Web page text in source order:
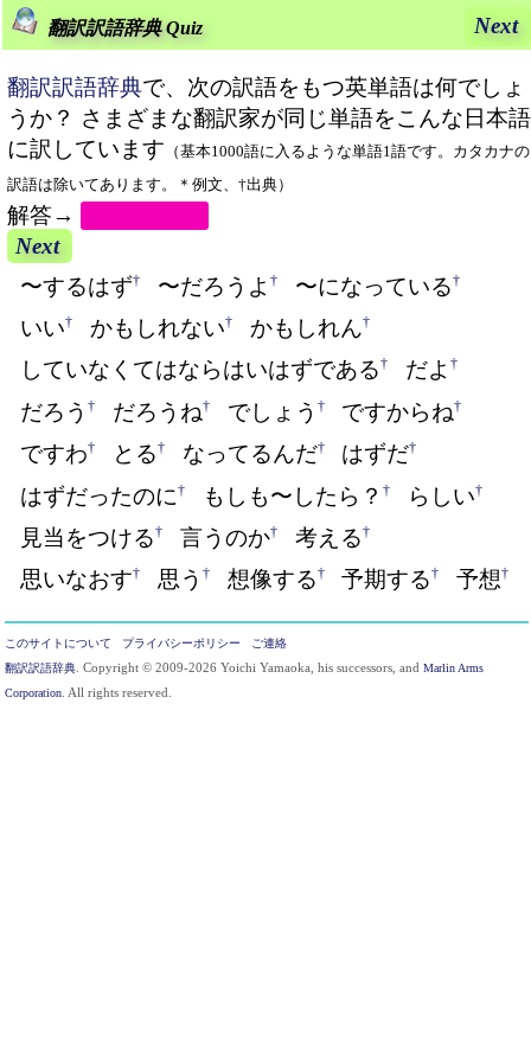
翻訳訳語辞典 Quiz Next
翻訳訳語辞典で、次の訳語をもつ英単語は何でしょ
うか？ さまざまな翻訳家が同じ単語をこんな日本語
に訳しています （基本1000語に入るような単語1語です。カタカナの
訳語は除いてあります。＊例文、†出典）
解答→
Next
〜するはず† 〜だろうよ † 〜になっている†
いい† かもしれない† かもしれん†
していなくてはならはいはずである† だよ †
だろう† だろうね† でしょう † ですからね†
ですわ† とる† なってるんだ† はずだ†
はずだったのに† もしも〜したら？ † らしい†
見当をつける† 言うのか† 考える†
思いなおす† 思う † 想像する† 予期する† 予想†
このサイトについて プライバシーポリシー
ご連絡
翻訳訳語辞典 . Copyright © 2009-2026 Yoichi Yamaoka, his successors, and Marlin Arms
Corporation . All rights reserved.